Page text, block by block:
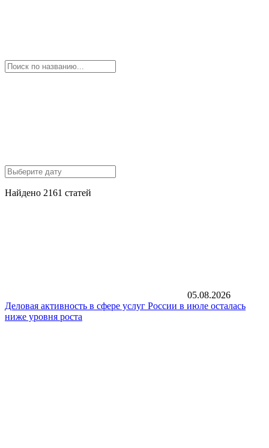
Найдено 2161 статей
05.08.2026
Деловая активность в сфере услуг России в июле осталась
ниже уровня роста